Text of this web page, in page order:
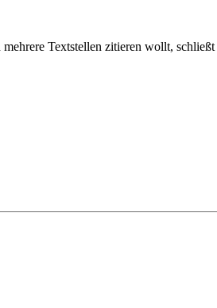
Textstellen zitieren wollt,